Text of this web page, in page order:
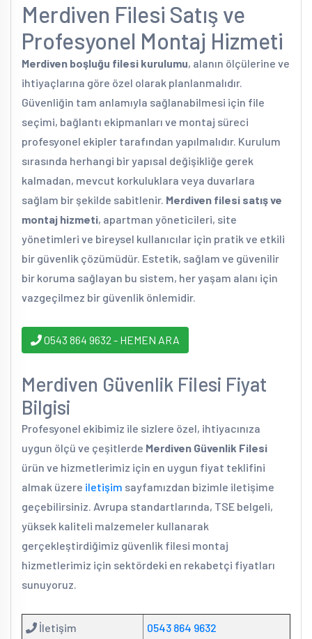
Merdiven Filesi Satış ve
Profesyonel Montaj Hizmeti
Merdiven boşluğu filesi kurulumu, alanın ölçülerine ve
ihtiyaçlarına göre özel olarak planlanmalıdır.
Güvenliğin tam anlamıyla sağlanabilmesi için file
seçimi, bağlantı ekipmanları ve montaj süreci
profesyonel ekipler tarafından yapılmalıdır. Kurulum
sırasında herhangi bir yapısal değişikliğe gerek
kalmadan, mevcut korkuluklara veya duvarlara
sağlam bir şekilde sabitlenir. Merdiven filesi satış ve
montaj hizmeti, apartman yöneticileri, site
yönetimleri ve bireysel kullanıcılar için pratik ve etkili
bir güvenlik çözümüdür. Estetik, sağlam ve güvenilir
bir koruma sağlayan bu sistem, her yaşam alanı için
vazgeçilmez bir güvenlik önlemidir.
0543 864 9632 - HEMEN ARA
Merdiven Güvenlik Filesi Fiyat
Bilgisi
Profesyonel ekibimiz ile sizlere özel, ihtiyacınıza
uygun ölçü ve çeşitlerde Merdiven Güvenlik Filesi
ürün ve hizmetlerimiz için en uygun fiyat teklifini
almak üzere iletişim sayfamızdan bizimle iletişime
geçebilirsiniz. Avrupa standartlarında, TSE belgeli,
yüksek kaliteli malzemeler kullanarak
gerçekleştirdiğimiz güvenlik filesi montaj
hizmetlerimiz için sektördeki en rekabetçi fiyatları
sunuyoruz.
İletişim 0543 864 9632